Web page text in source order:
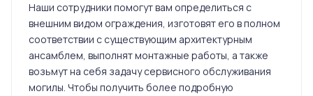
Наши сотрудники помогут вам определиться с
внешним видом ограждения, изготовят его в полном
соответствии с существующим архитектурным
ансамблем, выполнят монтажные работы, а также
возьмут на себя задачу сервисного обслуживания
могилы. Чтобы получить более подробную